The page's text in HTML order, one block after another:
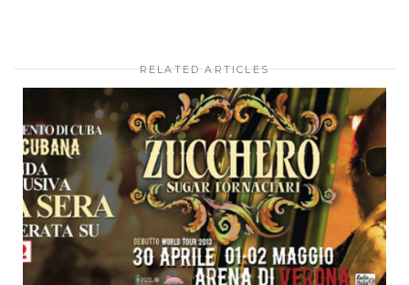
RELATED ARTICLES